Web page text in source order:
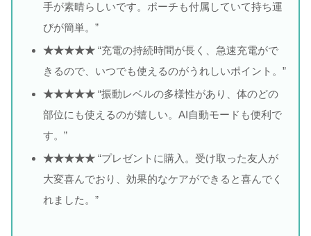
手が素晴らしいです。ポーチも付属していて持ち運
びが簡単。”
★★★★★ “充電の持続時間が長く、急速充電がで
きるので、いつでも使えるのがうれしいポイント。”
★★★★★ “振動レベルの多様性があり、体のどの
部位にも使えるのが嬉しい。AI自動モードも便利で
す。”
★★★★★ “プレゼントに購入。受け取った友人が
大変喜んでおり、効果的なケアができると喜んでく
れました。”